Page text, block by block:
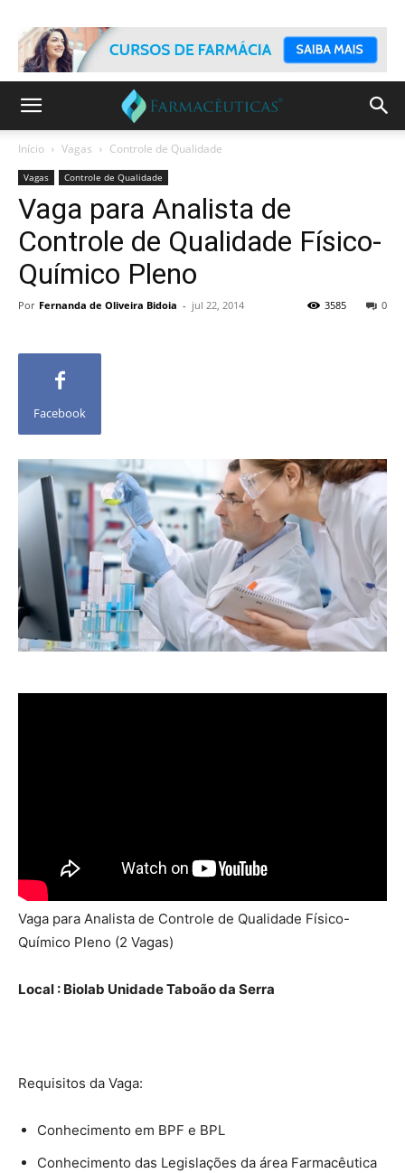
Início Vagas Controle de Qualidade
Vagas Controle de Qualidade
Vaga para Analista de
Controle de Qualidade Físico-
Químico Pleno
Por Fernanda de Oliveira Bidoia - jul 22, 2014 0
3585
Facebook
Vaga para Analista de Controle de Qualidade Físico-
Químico Pleno (2 Vagas)
Local : Biolab Unidade Taboão da Serra
Requisitos da Vaga:
Conhecimento em BPF e BPL
Conhecimento das Legislações da área Farmacêutica